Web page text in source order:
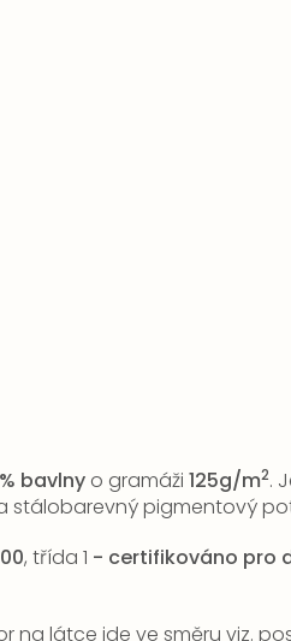
bavlny o gramáži 125g/m2.
stálobarevný pigmentový
, třída 1 - certifikováno pro
na látce jde ve směru viz.